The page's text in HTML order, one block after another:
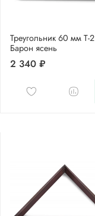
Треугольник 60 мм Т-2
Барон ясень
2 340 ₽